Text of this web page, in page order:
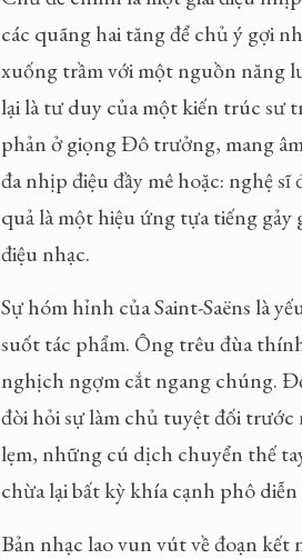
các quãng hai tăng để chủ ý gợi
xuống trầm với một nguồn năng
lại là tư duy của một kiến trúc sư
phản ở giọng Đô trưởng, mang
đa nhịp điệu đầy mê hoặc: nghệ
quả là một hiệu ứng tựa tiếng
điệu nhạc.
Sự hóm hỉnh của Saint-Saëns là
suốt tác phẩm. Ông trêu đùa
nghịch ngợm cắt ngang chúng.
đòi hỏi sự làm chủ tuyệt đối
lẹm, những cú dịch chuyển thế
chừa lại bất kỳ khía cạnh phô
Bản nhạc lao vun vút về đoạn